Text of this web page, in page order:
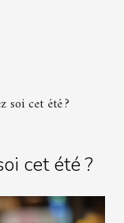
soi cet été ?
cet été ?